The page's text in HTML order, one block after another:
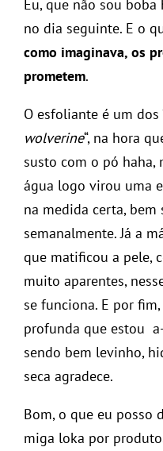
Eu, que não sou
no dia seguinte. E o
como imaginava, os
prometem.
O esfoliante é um dos
wolverine“, na hora
susto com o pó haha,
água logo virou uma
na medida certa,
semanalmente. Já a
que matificou a pele,
muito aparentes,
se funciona. E por
profunda que estou
sendo bem levinho,
seca agradece.
Bom, o que eu posso
miga loka por